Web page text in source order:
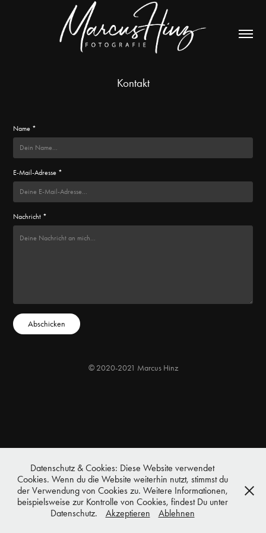
Kontakt
Name *
E-Mail-Adresse *
Nachricht *
Abschicken
© 2020-2021 Marcus Hinz
Datenschutz & Cookies: Diese Website verwendet
Cookies. Wenn du die Website weiterhin nutzt, stimmst du
der Verwendung von Cookies zu. Weitere Informationen,
beispielsweise zur Kontrolle von Cookies, findest Du unter
Datenschutz.
Akzeptieren Ablehnen